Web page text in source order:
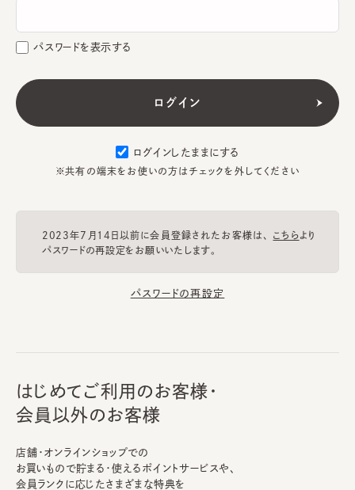
パスワードを表示する
ログインしたままにする
※共有の端末をお使いの方はチェックを外してください
2023年7月14日以前に会員登録されたお客様は、 こちらより
パスワードの再設定をお願いいたします。
パスワードの再設定
はじめてご利用のお客様・
会員以外のお客様
店舗・オンラインショップでの
お買いもので貯まる・使えるポイントサービスや、
会員ランクに応じたさまざまな特典を